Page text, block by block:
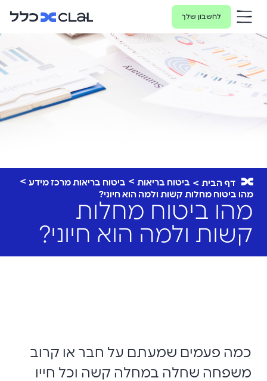
לחשבון שלך
דף הבית ביטוח בריאות
ביטוח בריאות מרכז מידע
מהו ביטוח מחלות קשות ולמה הוא חיוני?
מהו ביטוח מחלות
קשות ולמה הוא חיוני?
כמה פעמים שמעתם על חבר או קרוב
משפחה שחלה במחלה קשה וכל חייו